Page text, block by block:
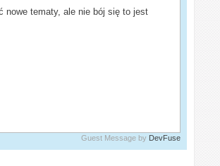
nowe tematy, ale nie bój się to jest
Guest Message by DevFuse